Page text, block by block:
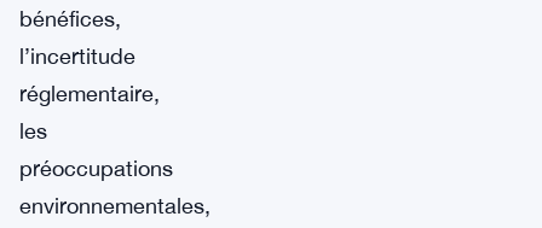
bénéfices,
l’incertitude
réglementaire,
les
préoccupations
environnementales,